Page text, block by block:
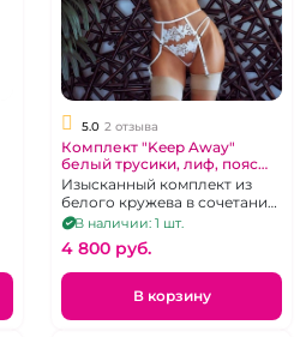
5.0 2 отзыва
Комплект "Keep Away"
белый трусики, лиф, пояс
для чулок размер XL
Изысканный комплект из
белого кружева в сочетании
с микросеточкой. р.44-46
В наличии: 1 шт.
4 800 pуб.
В корзину